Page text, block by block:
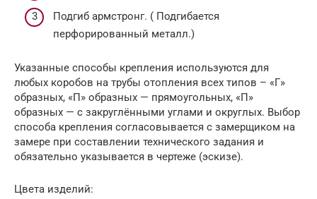
Подгиб армстронг. ( Подгибается
перфорированный металл.)
Указанные способы крепления используются для
любых коробов на трубы отопления всех типов – «Г»
образных, «П» образных — прямоугольных, «П»
образных — с закруглёнными углами и округлых. Выбор
способа крепления согласовывается с замерщиком на
замере при составлении технического задания и
обязательно указывается в чертеже (эскизе).
Цвета изделий: